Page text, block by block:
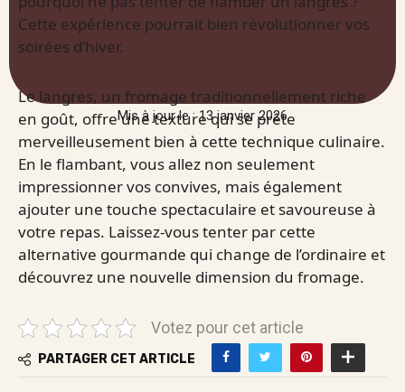
Mis à jour le : 13 janvier 2026
Cette expérience pourrait bien révolutionner vos
soirées d’hiver.
Le langres, un fromage traditionnellement riche
en goût, offre une texture qui se prête
merveilleusement bien à cette technique culinaire.
En le flambant, vous allez non seulement
impressionner vos convives, mais également
ajouter une touche spectaculaire et savoureuse à
votre repas. Laissez-vous tenter par cette
alternative gourmande qui change de l’ordinaire et
découvrez une nouvelle dimension du fromage.
Votez pour cet article
PARTAGER CET ARTICLE